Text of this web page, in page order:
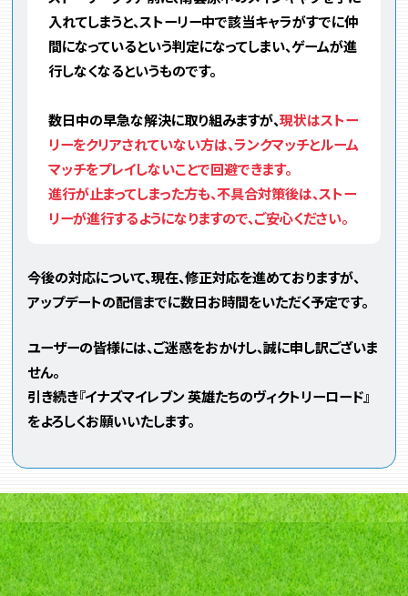
入れてしまうと、ストーリー中で該当キャラがすでに仲
間になっているという判定になってしまい、ゲームが進
行しなくなるというものです。
数日中の早急な解決に取り組みますが、現状はストー
リーをクリアされていない方は、ランクマッチとルーム
マッチをプレイしないことで回避できます。
進行が止まってしまった方も、不具合対策後は、ストー
リーが進行するようになりますので、ご安心ください。
今後の対応について、現在、修正対応を進めておりますが、
アップデートの配信までに数日お時間をいただく予定です。
ユーザーの皆様には、ご迷惑をおかけし、誠に申し訳ございま
せん。
引き続き『イナズマイレブン 英雄たちのヴィクトリーロード』
をよろしくお願いいたします。